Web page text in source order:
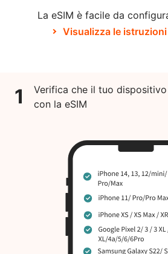
La eSIM è facile da
Visualizza le
1
Verifica che il tuo
con la eSIM